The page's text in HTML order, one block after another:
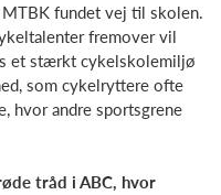
fundet vej til skolen.
fremover vil
et stærkt cykelskolemiljø
som cykelryttere ofte
hvor andre sportsgrene
tråd i ABC, hvor